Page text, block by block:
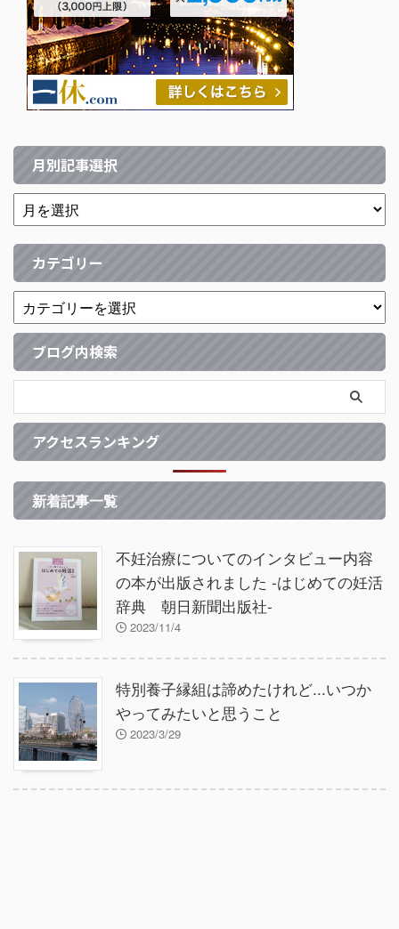
月別記事選択
カテゴリー
ブログ内検索
アクセスランキング
新着記事一覧
不妊治療についてのインタビュー内容
の本が出版されました -はじめての妊活
辞典 朝日新聞出版社-
2023/11/4
特別養子縁組は諦めたけれど...いつか
やってみたいと思うこと
2023/3/29